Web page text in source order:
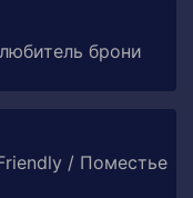
брони
/ Поместье